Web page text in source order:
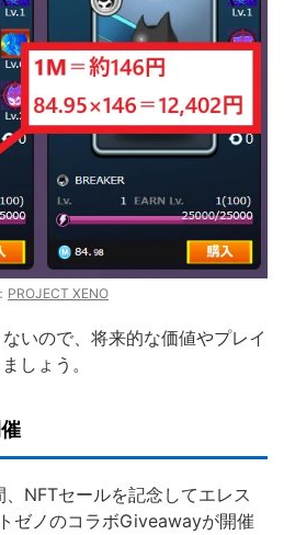
PROJECT XENO
いので、将来的な価値やプレイ
しょう。
NFTセールを記念してエレス
ゼノのコラボGiveawayが開催